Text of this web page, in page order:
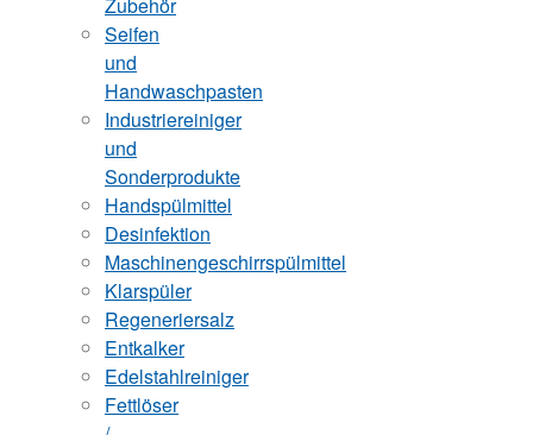
Seifen
und
Handwaschpasten
Industriereiniger
und
Sonderprodukte
Handspülmittel
Desinfektion
Maschinengeschirrspülmittel
Klarspüler
Regeneriersalz
Entkalker
Edelstahlreiniger
Fettlöser